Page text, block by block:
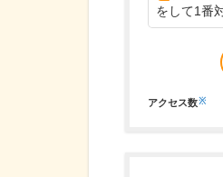
をして1番
アクセス数※